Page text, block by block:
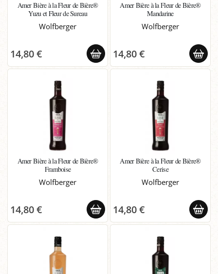
Amer Bière à la Fleur de Bière®
Yuzu et Fleur de Sureau
Wolfberger
14,80 €
Amer Bière à la Fleur de Bière®
Mandarine
Wolfberger
14,80 €
Amer Bière à la Fleur de Bière®
Framboise
Wolfberger
14,80 €
Amer Bière à la Fleur de Bière®
Cerise
Wolfberger
14,80 €